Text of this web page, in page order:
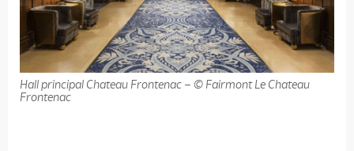
Hall principal Chateau Frontenac – © Fairmont Le Chateau
Frontenac